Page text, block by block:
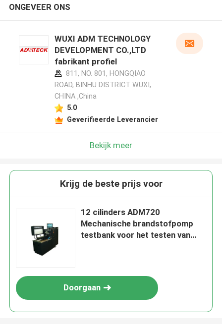
ONGEVEER ONS
WUXI ADM TECHNOLOGY
DEVELOPMENT CO.,LTD
fabrikant profiel
811, NO. 801, HONGQIAO
ROAD, BINHU DISTRICT WUXI,
CHINA ,China
5.0
Geverifieerde Leverancier
Bekijk meer
Krijg de beste prijs voor
12 cilinders ADM720
Mechanische brandstofpomp
testbank voor het testen van
Doorgaan